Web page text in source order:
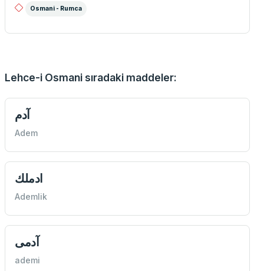
Osmani - Rumca
Lehce-i Osmani sıradaki maddeler:
آدم
Adem
ادملك
Ademlik
آدمی
ademi